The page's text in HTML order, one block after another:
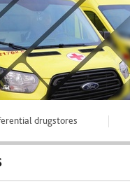
drugstores